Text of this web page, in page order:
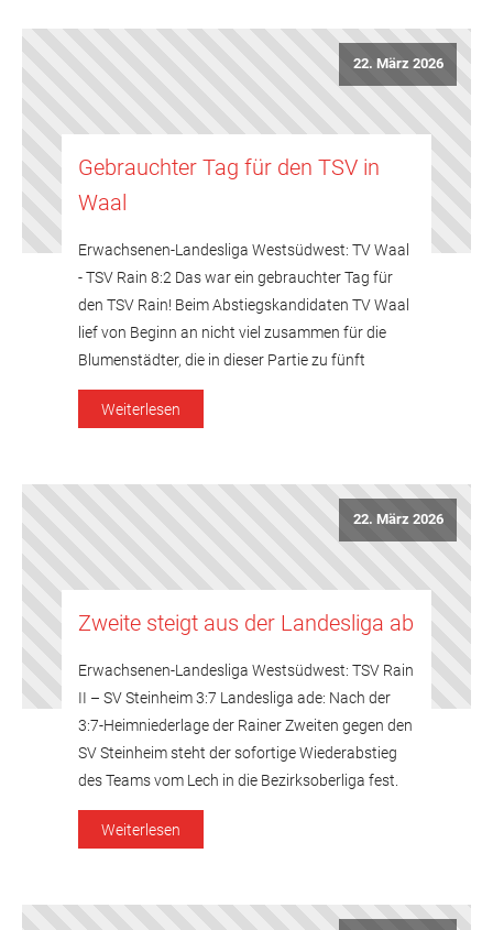
22. März 2026
Gebrauchter Tag für den TSV in
Waal
Erwachsenen-Landesliga Westsüdwest: TV Waal
- TSV Rain 8:2 Das war ein gebrauchter Tag für
den TSV Rain! Beim Abstiegskandidaten TV Waal
lief von Beginn an nicht viel zusammen für die
Blumenstädter, die in dieser Partie zu fünft
antraten. Gerhard Wittmeier verzichtete auf sein
Mitwirken im Einzel, um seinem Neffen Jonas
Weiterlesen
22. März 2026
Zweite steigt aus der Landesliga ab
Erwachsenen-Landesliga Westsüdwest: TSV Rain
II – SV Steinheim 3:7 Landesliga ade: Nach der
3:7-Heimniederlage der Rainer Zweiten gegen den
SV Steinheim steht der sofortige Wiederabstieg
des Teams vom Lech in die Bezirksoberliga fest.
Gegen die erwartungsgemäß in Bestbesetzung
angetretenen Gäste aus Memmingen versuchten
Weiterlesen